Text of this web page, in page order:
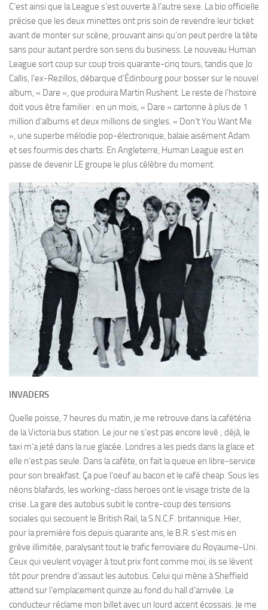
C’est ainsi que la League s’est ouverte à l’autre sexe. La bio officielle
précise que les deux minettes ont pris soin de revendre leur ticket
avant de monter sur scène, prouvant ainsi qu’on peut perdre la tête
sans pour autant perdre son sens du business. Le nouveau Human
League sort coup sur coup trois quarante-cinq tours, tandis que Jo
Callis, l’ex-Rezillos, débarque d’Édinbourg pour bosser sur le nouvel
album, « Dare », que produira Martin Rushent. Le reste de l’histoire
doit vous être familier : en un mois, « Dare » cartonne à plus de 1
million d’albums et deux millions de singles. « Don’t You Want Me
», une superbe mélodie pop-électronique, balaie aisément Adam
et ses fourmis des charts. En Angleterre, Human League est en
passe de devenir LE groupe le plus célèbre du moment.
INVADERS
Quelle poisse, 7 heures du matin, je me retrouve dans la cafétéria
de la Victoria bus station. Le jour ne s’est pas encore levé ; déjà, le
taxi m’a jeté dans la rue glacée. Londres a les pieds dans la glace et
elle n’est pas seule. Dans la cafète, on fait la queue en libre-service
pour son breakfast. Ça pue l’oeuf au bacon et le café cheap. Sous les
néons blafards, les working-class heroes ont le visage triste de la
crise. La gare des autobus subit le contre-coup des tensions
sociales qui secouent le British Rail, la S.N.C.F. britannique. Hier,
pour la première fois depuis quarante ans, le B.R. s’est mis en
grève illimitée, paralysant tout le trafic ferroviaire du Royaume-Uni.
Ceux qui veulent voyager à tout prix font comme moi, ils se lèvent
tôt pour prendre d’assaut les autobus. Celui qui mène à Sheffield
attend sur l’emplacement quinze au fond du hall d’arrivée. Le
conducteur réclame mon billet avec un lourd accent écossais. Je me